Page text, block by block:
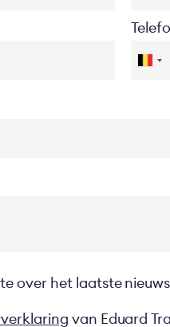
over het laatste nieuws
van Eduard